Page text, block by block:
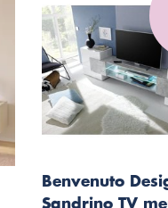
Benvenuto
Sandrino TV